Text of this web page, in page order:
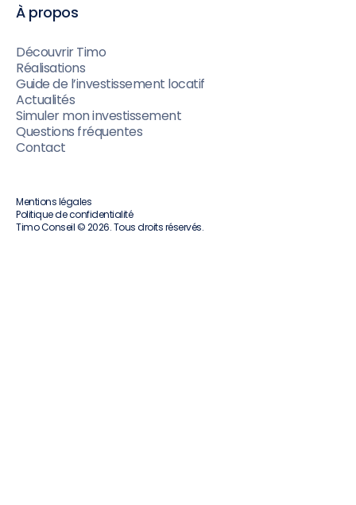
À propos
Découvrir Timo
Réalisations
Guide de l’investissement locatif
Actualités
Simuler mon investissement
Questions fréquentes
Contact
Timo Conseil © 2026. Tous droits réservés.
Mentions légales
Politique de confidentialité